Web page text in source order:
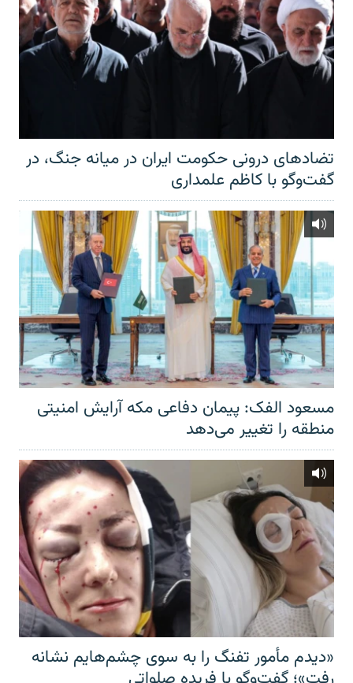
تضادهای درونی حکومت ایران در میانه جنگ، در
گفت‌‌وگو با کاظم علمداری
مسعود الفک: پیمان دفاعی مکه آرایش امنیتی
منطقه را تغییر می‌دهد
«دیدم مأمور تفنگ را به سوی چشم‌هایم نشانه